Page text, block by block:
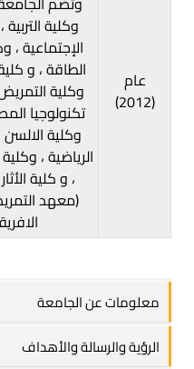
وكلية
الإجتماعية
الطاقة ، و
وكلية
تكنولوجيا
وكلية الالسن
الرياضية ،
، و كلية
(معهد
عام
(2012)
معلومات عن الجامعة
الرؤية والرسالة واﻷهداف